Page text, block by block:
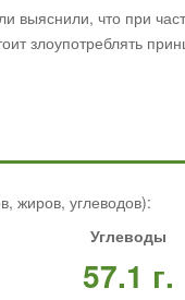
выяснили, что при
злоупотреблять
жиров, углеводов):
Углеводы
57.1 г.